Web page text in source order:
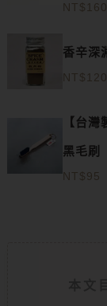
NT$ 160
香辛深
NT$ 120
【台
黑毛刷
NT$95